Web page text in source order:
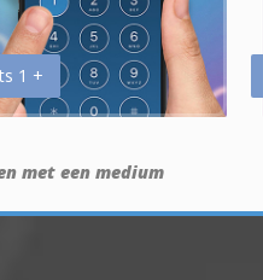
1 +
met een medium